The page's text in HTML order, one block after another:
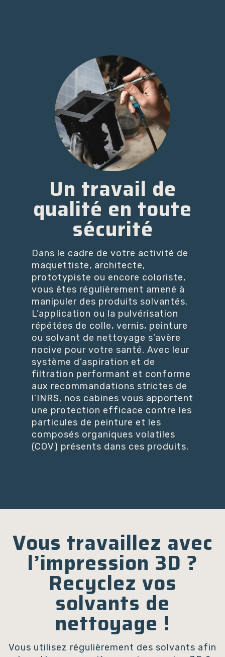
Un travail de
qualité en toute
sécurité
Dans le cadre de votre activité de
maquettiste, architecte,
prototypiste ou encore coloriste,
vous êtes régulièrement amené à
manipuler des produits solvantés.
L’application ou la pulvérisation
répétées de colle, vernis, peinture
ou solvant de nettoyage s’avère
nocive pour votre santé. Avec leur
système d’aspiration et de
filtration performant et conforme
aux recommandations strictes de
l’INRS, nos cabines vous apportent
une protection efficace contre les
particules de peinture et les
composés organiques volatiles
(COV) présents dans ces produits.
Vous travaillez avec
l’impression 3D ?
Recyclez vos
solvants de
nettoyage !
Vous utilisez régulièrement des solvants afin